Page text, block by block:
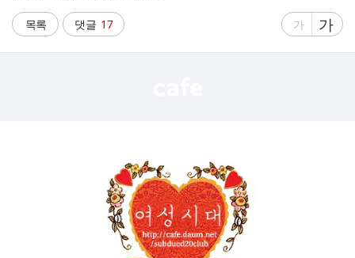
자
시
간
목록 댓글 17
글
가
글
자
가